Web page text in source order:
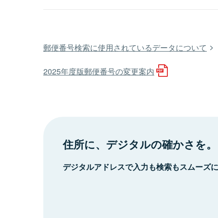
郵便番号検索に使用されているデータについて
2025年度版郵便番号の変更案内
住所に、デジタルの確かさを。
デジタルアドレスで入力も検索もスムーズ